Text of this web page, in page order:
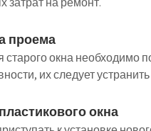
проема
окна необходимо
их следует
окна